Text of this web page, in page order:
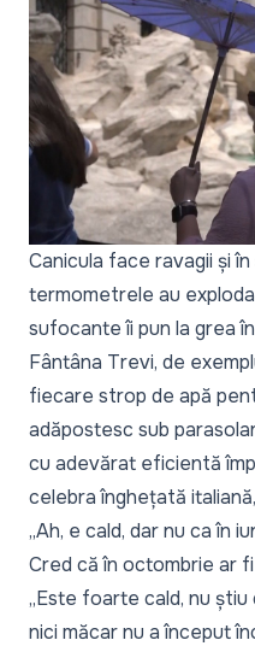
Canicula face ravagii și în
termometrele au
sufocante îi pun la grea
Fântâna Trevi, de
fiecare strop de apă
adăpostesc sub
cu adevărat eficientă
celebra înghețată
„Ah, e cald, dar nu ca în
Cred că în octombrie ar
„Este foarte cald, nu știu
nici măcar nu a început